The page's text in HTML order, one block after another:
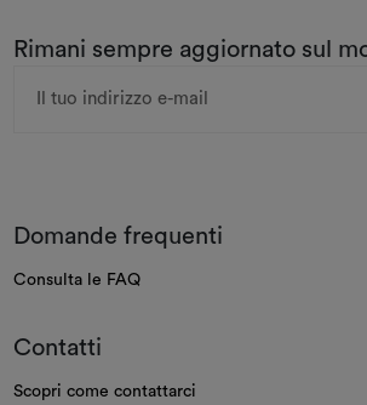
Rimani sempre aggiornato sul
Domande frequenti
Consulta le FAQ
Contatti
Scopri come contattarci